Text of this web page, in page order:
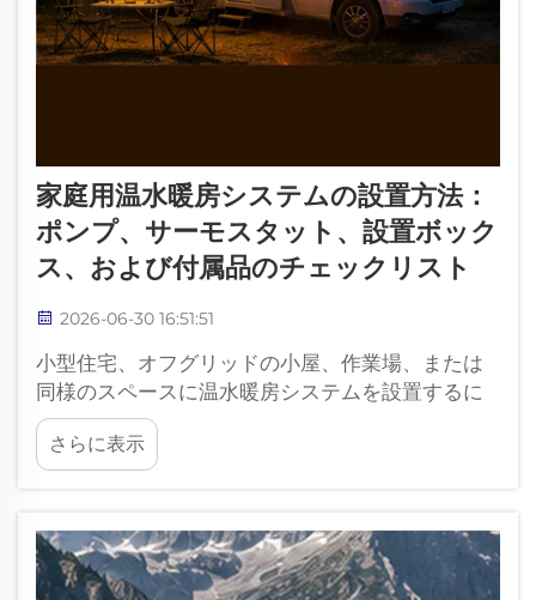
家庭用温水暖房システムの設置方法：
ポンプ、サーモスタット、設置ボック
ス、および付属品のチェックリスト
2026-06-30 16:51:51
小型住宅、オフグリッドの小屋、作業場、または
同様のスペースに温水暖房システムを設置するに
は、部屋にポータブルヒーターを置くよりも多く
の計画が必要です。ヒーター、ポンプ、サーモス
タット、配線ボックス、冷却液回路、および放熱
さらに表示